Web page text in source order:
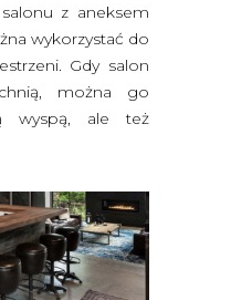
z aneksem
wykorzystać do
Gdy salon
można go
wyspą, ale też